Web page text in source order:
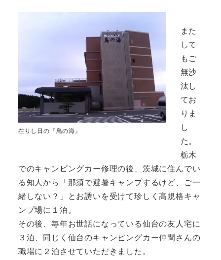
在りし日の『鳥の海』
また
して
もご
無沙
汰し
てお
りま
し
た。
栃木
でのキャンピングカー修理の後、茨城に住んでい
る知人から「那須で避暑キャンプするけど、ご一
緒しない？」とお誘いを受けて珍しく高規格キャ
ンプ場に１泊。
その後、毎年お世話になっている仙台の友人宅に
３泊、同じく仙台のキャンピングカー仲間さんの
職場に２泊させていただきました。